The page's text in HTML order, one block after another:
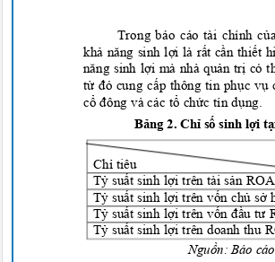
Trong báo cáo tài chính củ
khả năng sinh lợi là rất cần thiết
năng sinh lợi mà nhà quản trị có
từ đó cung cấp thông tin phục vụ
cổ đông và các tổ chức tín dụng.
Bảng 2. Chỉ sốsinh lợi t
Chỉ tiêu
Tỷ suất sinh lợi trên tài sản ROA
Tỷ suất sinh lợi trên vốn chủ sở
Tỷ suất sinh lợi trên vốn đầu tư
Tỷ suất sinh lợi trên doanh thu
Nguồn:Báo